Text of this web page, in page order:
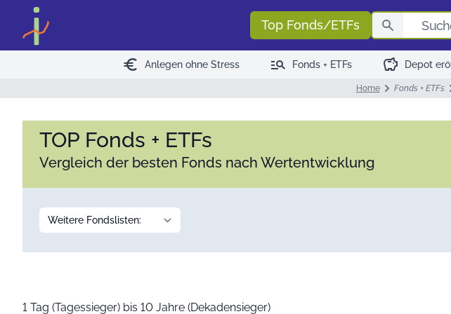
Top Fonds/ETFs
euro Anlegen ohne Stress manage_search Fonds + ETFs savings Depot
Home Fonds + ETFs
TOP Fonds + ETFs
Vergleich der besten Fonds nach Wertentwicklung
1 Tag (Tagessieger) bis 10 Jahre (Dekadensieger)